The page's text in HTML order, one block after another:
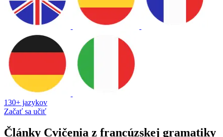
130+ jazykov
Začať sa učiť
Články Cvičenia z francúzskej gramatiky